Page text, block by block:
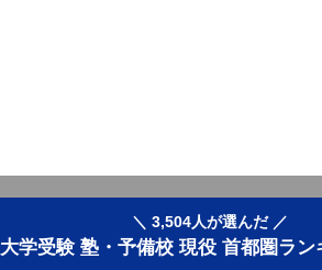
＼ 3,504人が選んだ ／
大学受験 塾・予備校 現役 首都圏ラン